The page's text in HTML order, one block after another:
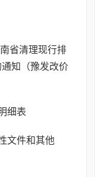
省清理现行排
知（豫发改价
细表
性文件和其他